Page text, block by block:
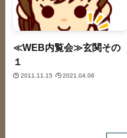
≪WEB内覧会≫玄関その
１
2011.11.15 2021.04.06